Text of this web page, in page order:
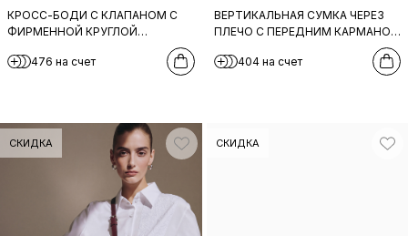
КРОСС-БОДИ C КЛАПАНОМ С
ФИРМЕННОЙ КРУГЛОЙ
ТКАНЕВЫМ РЕМНЕМ ОТ FOLLE В
476 на счет
ВЕРТИКАЛЬНАЯ СУМКА ЧЕРЕЗ
ПЛЕЧО С ПЕРЕДНИМ КАРМАНОМ
НА МОЛНИИ ОТ FOLLE ИЗ КОЖИ
СЕРОГО ОТТЕНКА
404 на счет
СКИДКА СКИДКА